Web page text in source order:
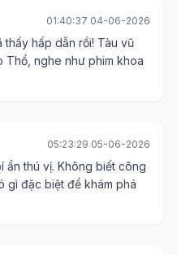
01:40:37 04-06-2026
hấp dẫn rồi! Tàu vũ
Thổ, nghe như phim khoa
05:23:29 05-06-2026
ẩn thú vị. Không biết công
gì đặc biệt để khám phá